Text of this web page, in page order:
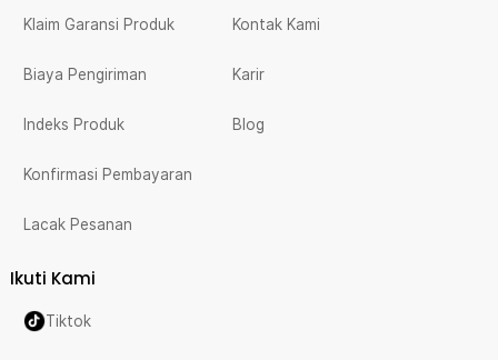
Klaim Garansi Produk
Biaya Pengiriman
Indeks Produk
Konfirmasi Pembayaran
Lacak Pesanan
Kontak Kami
Karir
Blog
Ikuti Kami
Tiktok